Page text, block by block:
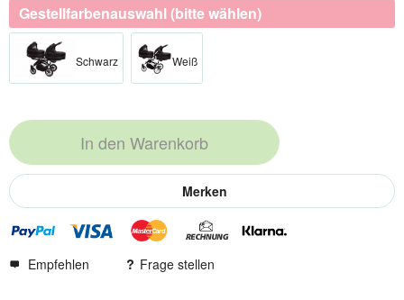
Gestellfarbenauswahl (bitte wählen)
Schwarz​ Weiß​
In den Warenkorb
Merken
Empfehlen Frage stellen